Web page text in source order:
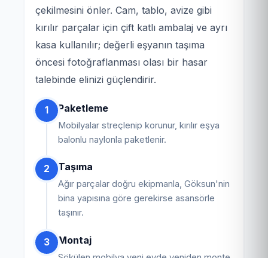
çekilmesini önler. Cam, tablo, avize gibi
kırılır parçalar için çift katlı ambalaj ve ayrı
kasa kullanılır; değerli eşyanın taşıma
öncesi fotoğraflanması olası bir hasar
talebinde elinizi güçlendirir.
1 Paketleme
Mobilyalar streçlenip korunur, kırılır eşya
balonlu naylonla paketlenir.
2 Taşıma
Ağır parçalar doğru ekipmanla, Göksun'nin
bina yapısına göre gerekirse asansörle
taşınır.
3 Montaj